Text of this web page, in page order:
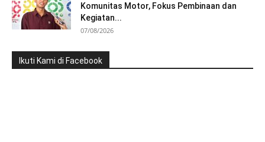
Komunitas Motor, Fokus Pembinaan dan
Kegiatan...
07/08/2026
Ikuti Kami di Facebook